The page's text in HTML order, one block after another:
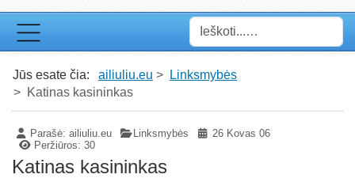
Paieška
Jūs esate čia: ailiuliu.eu
Linksmybės
Katinas kasininkas
Parašė:ailiuliu.eu Linksmybės
26 Kovas 06
Peržiūros: 30
Katinas kasininkas